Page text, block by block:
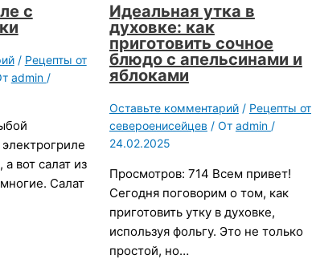
с
/ Рецепты от
admin /
вот салат из
Салат
Идеальная утка в
духовке: как
приготовить сочное
блюдо с апельсинами и
яблоками
Оставьте комментарий / Рецепты от
североенисейцев / От admin /
24.02.2025
Просмотров: 714 Всем привет!
Сегодня поговорим о том, как
приготовить утку в духовке,
используя фольгу. Это не только
простой, но…